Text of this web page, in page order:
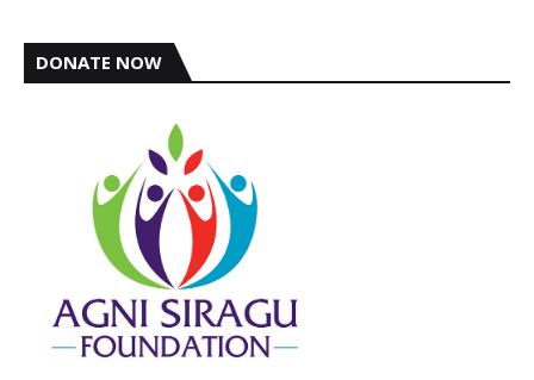
DONATE NOW